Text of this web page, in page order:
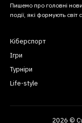
Пишемо про головні
події, які формують світ
Кіберспорт
Ігри
Турніри
Life-style
2026 ©